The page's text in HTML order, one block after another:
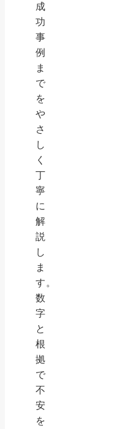
成
功
事
例
ま
で
を
や
さ
し
く
丁
寧
に
解
説
し
ま
す。
数
字
と
根
拠
で
不
安
を